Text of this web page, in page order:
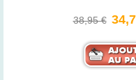
38,95 €